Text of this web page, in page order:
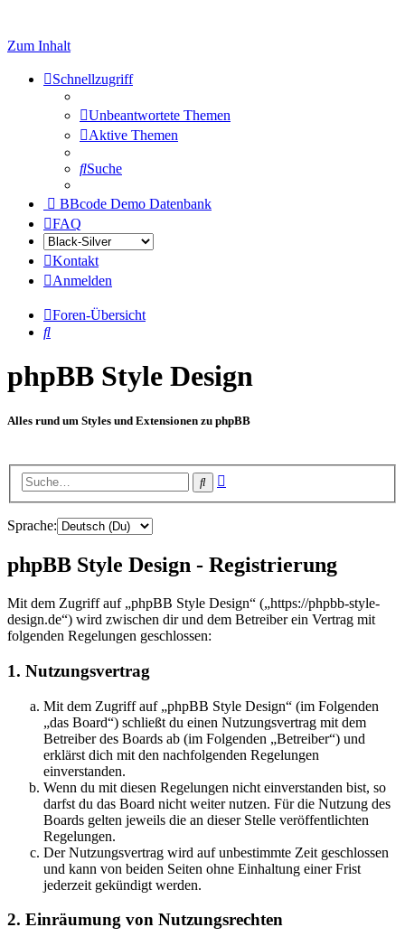
Zum Inhalt
Schnellzugriff
Unbeantwortete Themen
Aktive Themen
Suche
BBcode Demo Datenbank
FAQ
Kontakt
Anmelden
Foren-Übersicht
Suche
phpBB Style Design
Alles rund um Styles und Extensionen zu phpBB
Suche
Sprache:
phpBB Style Design - Registrierung
Mit dem Zugriff auf „phpBB Style Design“ („https://phpbb-style-
design.de“) wird zwischen dir und dem Betreiber ein Vertrag mit
folgenden Regelungen geschlossen:
1. Nutzungsvertrag
Mit dem Zugriff auf „phpBB Style Design“ (im Folgenden
„das Board“) schließt du einen Nutzungsvertrag mit dem
Betreiber des Boards ab (im Folgenden „Betreiber“) und
erklärst dich mit den nachfolgenden Regelungen
einverstanden.
Wenn du mit diesen Regelungen nicht einverstanden bist, so
darfst du das Board nicht weiter nutzen. Für die Nutzung des
Boards gelten jeweils die an dieser Stelle veröffentlichten
Regelungen.
Der Nutzungsvertrag wird auf unbestimmte Zeit geschlossen
und kann von beiden Seiten ohne Einhaltung einer Frist
jederzeit gekündigt werden.
2. Einräumung von Nutzungsrechten